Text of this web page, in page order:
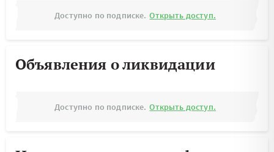
Доступно по подписке. Открыть доступ.
Объявления о ликвидации
Доступно по подписке. Открыть доступ.